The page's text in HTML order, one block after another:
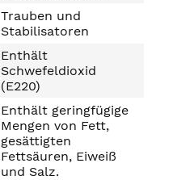
Trauben und
Stabilisatoren
Enthält
Schwefeldioxid
(E220)
Enthält geringfügige
Mengen von Fett,
gesättigten
Fettsäuren, Eiweiß
und Salz.